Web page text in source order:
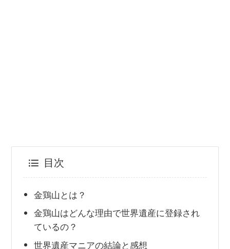
目次
金鶏山とは？
金鶏山はどんな理由で世界遺産に登録され
ているの？
世界遺産マニアの結論と感想